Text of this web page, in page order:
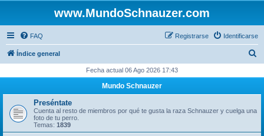
www.MundoSchnauzer.com
FAQ Identificarse
Registrarse
Índice general
c
Fecha actual 06 Ago 2026 17:43
Mundo Schnauzer
Preséntate
Cuenta al resto de miembros por qué te gusta la raza Schnauzer y cuelga una
foto de tu perro.
Temas: 1839